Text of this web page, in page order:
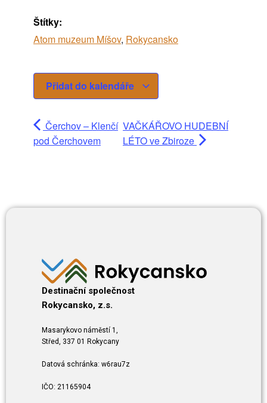
Štítky:
Atom muzeum Míšov, Rokycansko
Přidat do kalendáře
Čerchov – Klenčí
pod Čerchovem
VAČKÁŘOVO HUDEBNÍ
LÉTO ve Zbiroze
Destinační společnost
Rokycansko, z.s.
Masarykovo náměstí 1,
Střed, 337 01 Rokycany
Datová schránka: w6rau7z
IČO: 21165904